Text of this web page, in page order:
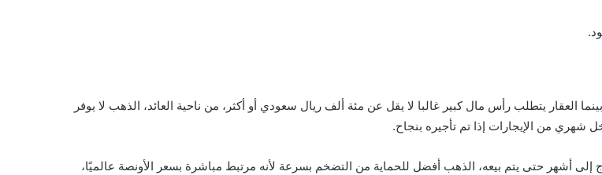
العقار يتطلب رأس مال كبير غالبا لا يقل عن مئة ألف ريال سعودي أو أكثر، من ناحية العائد، الذهب لا يوفر
شهري من الإيجارات إذا تم تأجيره بنجاح.
أشهر حتى يتم بيعه، الذهب أفضل للحماية من التضخم بسرعة لأنه مرتبط مباشرة بسعر الأونصة عالميًا،